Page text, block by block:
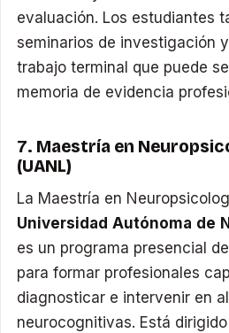
evaluación. Los estudiantes
seminarios de investigación
trabajo terminal que puede
memoria de evidencia
7. Maestría en
(UANL)
La Maestría en
Universidad Autónoma de
es un programa presencial
para formar profesionales
diagnosticar e intervenir en
neurocognitivas. Está